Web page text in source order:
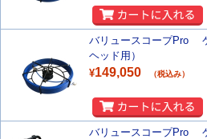
バリュースコープPro
ヘッド用）
¥149,050 （税込み）
バリュースコープPro